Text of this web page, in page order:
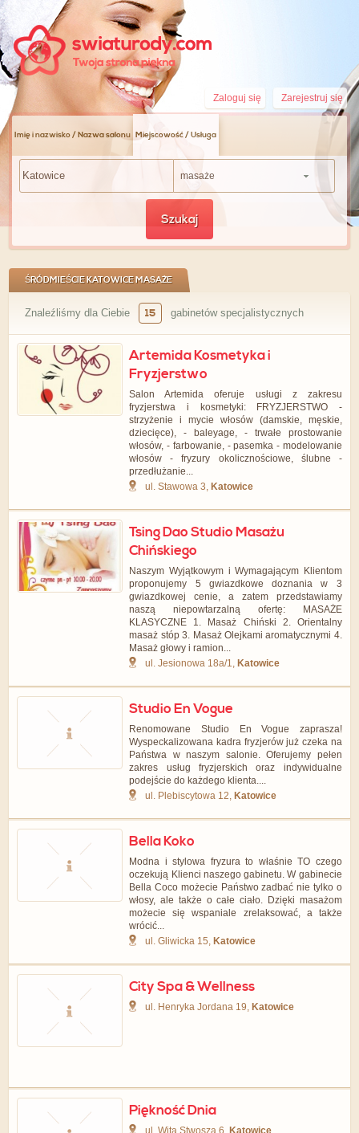
Zarejestruj się
Zaloguj się
Imię i nazwisko / Nazwa salonu Miejscowość / Usługa
masaże
Szukaj
ŚRÓDMIEŚCIE KATOWICE MASAŻE
Znaleźliśmy dla Ciebie 15 gabinetów specjalistycznych
Artemida Kosmetyka i
Fryzjerstwo
Salon Artemida oferuje usługi z zakresu
fryzjerstwa i kosmetyki: FRYZJERSTWO -
strzyżenie i mycie włosów (damskie, męskie,
dziecięce), - baleyage, - trwałe prostowanie
włosów, - farbowanie, - pasemka - modelowanie
włosów - fryzury okolicznościowe, ślubne -
przedłużanie...
ul. Stawowa 3, Katowice
Tsing Dao Studio Masażu
Chińskiego
Naszym Wyjątkowym i Wymagającym Klientom
proponujemy 5 gwiazdkowe doznania w 3
gwiazdkowej cenie, a zatem przedstawiamy
naszą niepowtarzalną ofertę: MASAŻE
KLASYCZNE 1. Masaż Chiński 2. Orientalny
masaż stóp 3. Masaż Olejkami aromatycznymi 4.
Masaż głowy i ramion...
ul. Jesionowa 18a/1, Katowice
Studio En Vogue
Renomowane Studio En Vogue zaprasza!
Wyspeckalizowana kadra fryzjerów już czeka na
Państwa w naszym salonie. Oferujemy pełen
zakres usług fryzjerskich oraz indywidualne
podejście do każdego klienta....
ul. Plebiscytowa 12, Katowice
Bella Koko
Modna i stylowa fryzura to właśnie TO czego
oczekują Klienci naszego gabinetu. W gabinecie
Bella Coco możecie Państwo zadbać nie tylko o
włosy, ale także o całe ciało. Dzięki masażom
możecie się wspaniale zrelaksować, a także
wrócić...
ul. Gliwicka 15, Katowice
City Spa & Wellness
ul. Henryka Jordana 19, Katowice
Piękność Dnia